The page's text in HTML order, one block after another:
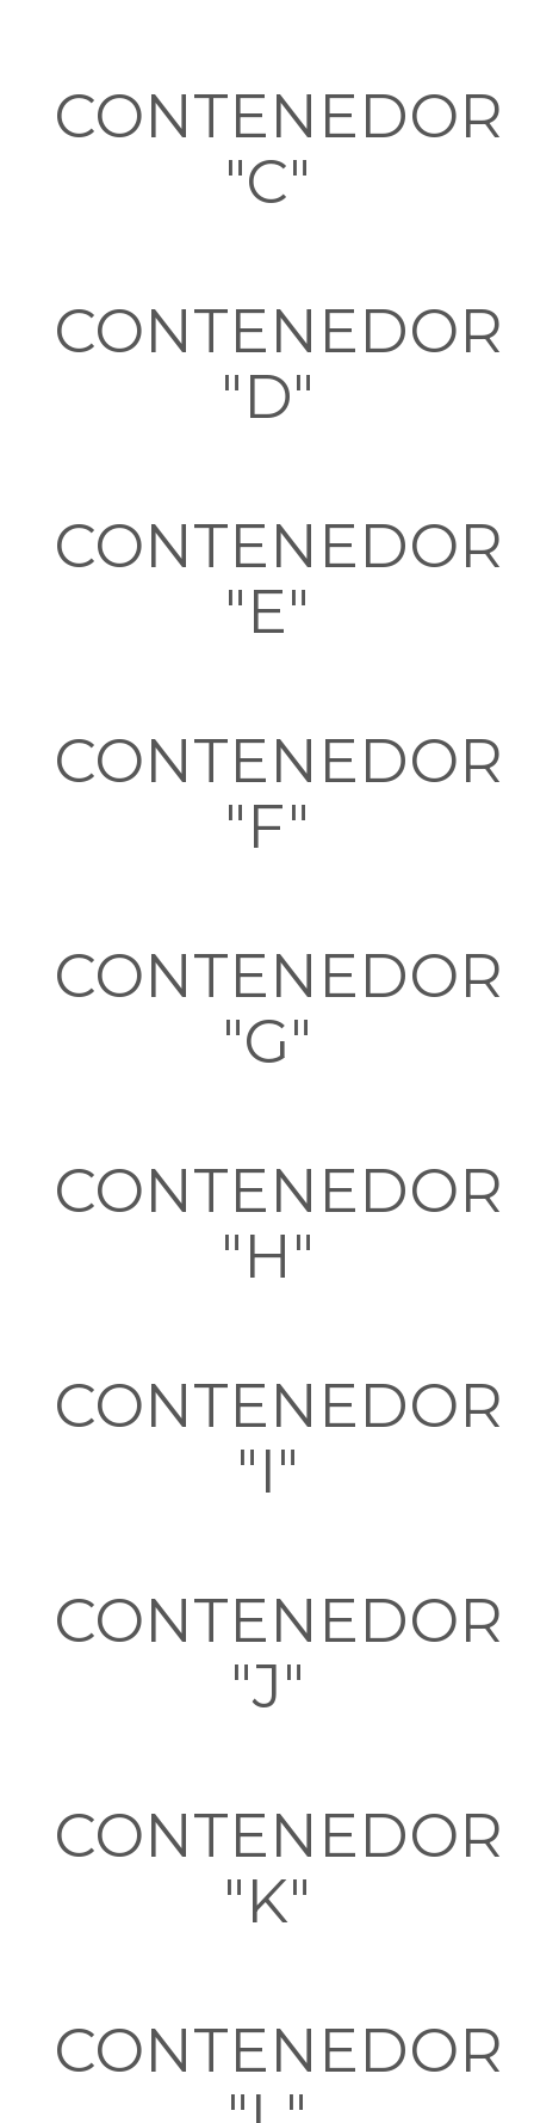
CONTENEDOR
"C"
CONTENEDOR
"D"
CONTENEDOR
"E"
CONTENEDOR
"F"
CONTENEDOR
"G"
CONTENEDOR
"H"
CONTENEDOR
"I"
CONTENEDOR
"J"
CONTENEDOR
"K"
CONTENEDOR